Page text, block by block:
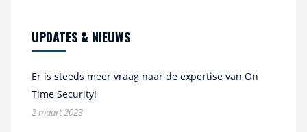
UPDATES & NIEUWS
Er is steeds meer vraag naar de expertise van On
Time Security!
2 maart 2023